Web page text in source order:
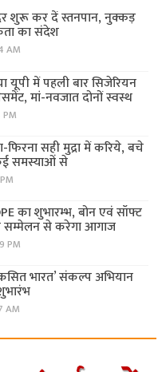
शुरू कर दें स्तनपान, नुक्कड़
का संदेश
AM
में पहली बार सिजेरियन
मां-नवजात दोनों स्वस्थ
सही मुद्रा में करिये, बचे
समस्याओं से
का शुभारम्भ, बोन एवं सॉफ्ट
सम्मेलन से करेगा आगाज
PM
भारत’ संकल्प अभियान
AM